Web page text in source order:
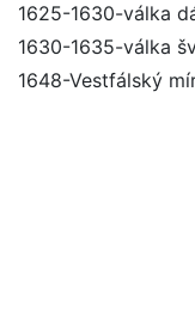
1625-1630-válka
1630-1635-válka
1648-Vestfálský